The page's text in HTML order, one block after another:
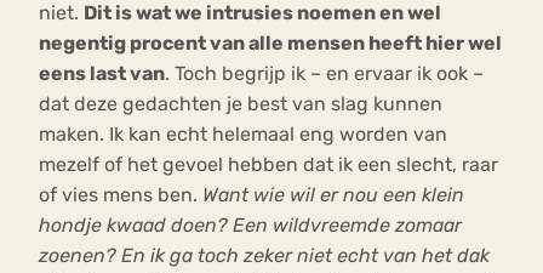
niet. Dit is wat we intrusies noemen en wel
negentig procent van alle mensen heeft hier wel
eens last van. Toch begrijp ik – en ervaar ik ook –
dat deze gedachten je best van slag kunnen
maken. Ik kan echt helemaal eng worden van
mezelf of het gevoel hebben dat ik een slecht, raar
of vies mens ben. Want wie wil er nou een klein
hondje kwaad doen? Een wildvreemde zomaar
zoenen? En ik ga toch zeker niet echt van het dak